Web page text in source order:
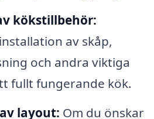
kökstillbehör:
av skåp,
och andra viktiga
fullt fungerande kök.
layout: Om du önskar